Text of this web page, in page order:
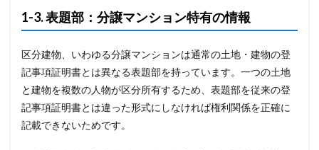
1-3. 表題部：分譲マンション特有の情報
区分建物、いわゆる分譲マンションは通常の土地・建物の登
記事項証明書とは異なる表題部を持っています。一つの土地
と建物を複数の人物が区分所有するため、表題部を従来の登
記事項証明書とは違った形式にしなければ権利関係を正確に
記載できないためです。